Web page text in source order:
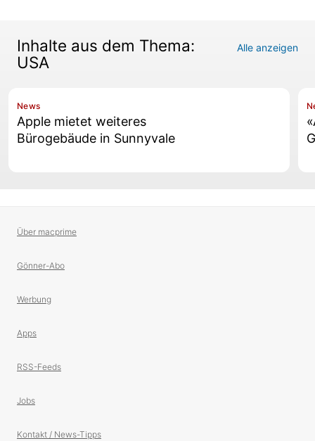
Inhalte aus dem Thema:
USA
Alle anzeigen
News
Apple mietet weiteres
Bürogebäude in Sunnyvale
Über macprime
Gönner-Abo
Werbung
Apps
RSS-Feeds
Jobs
Kontakt / News-Tipps